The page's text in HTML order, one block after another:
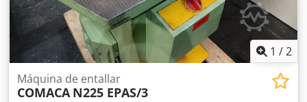
1 /2
Máquina de entallar
COMACA N225 EPAS/3